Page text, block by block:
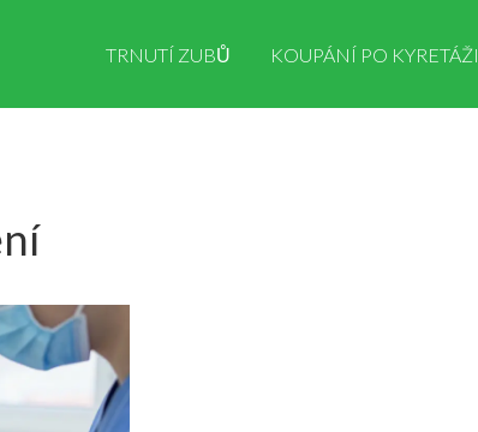
TRNUTÍ ZUBŮ KOUPÁNÍ PO KYRETÁŽI